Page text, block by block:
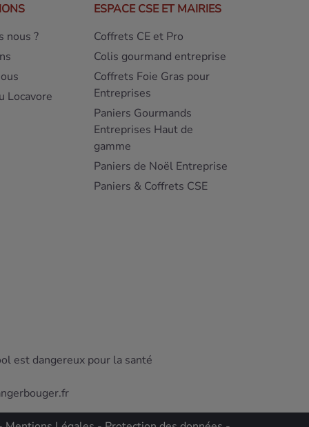
nous ?
Locavore
ESPACE CSE ET MAIRIES
Coffrets CE et Pro
Colis gourmand entreprise
Coffrets Foie Gras pour
Entreprises
Paniers Gourmands
Entreprises Haut de
gamme
Paniers de Noël Entreprise
Paniers & Coffrets CSE
est dangereux pour la santé